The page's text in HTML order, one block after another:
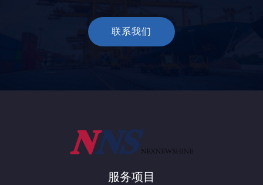
联系我们
服务项目